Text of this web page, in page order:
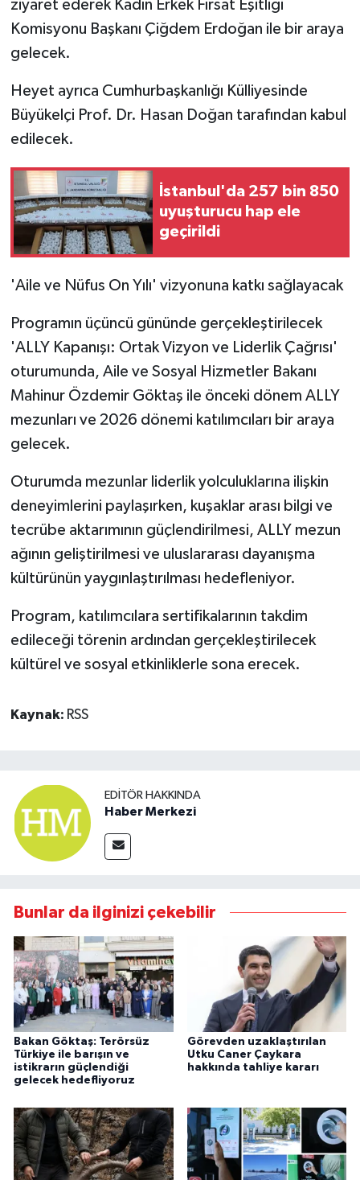
ziyaret ederek Kadın Erkek Fırsat Eşitliği
Komisyonu Başkanı Çiğdem Erdoğan ile bir araya
gelecek.
Heyet ayrıca Cumhurbaşkanlığı Külliyesinde
Büyükelçi Prof. Dr. Hasan Doğan tarafından kabul
edilecek.
İstanbul'da 257 bin 850
uyuşturucu hap ele
geçirildi
'Aile ve Nüfus On Yılı' vizyonuna katkı sağlayacak
Programın üçüncü gününde gerçekleştirilecek
'ALLY Kapanışı: Ortak Vizyon ve Liderlik Çağrısı'
oturumunda, Aile ve Sosyal Hizmetler Bakanı
Mahinur Özdemir Göktaş ile önceki dönem ALLY
mezunları ve 2026 dönemi katılımcıları bir araya
gelecek.
Oturumda mezunlar liderlik yolculuklarına ilişkin
deneyimlerini paylaşırken, kuşaklar arası bilgi ve
tecrübe aktarımının güçlendirilmesi, ALLY mezun
ağının geliştirilmesi ve uluslararası dayanışma
kültürünün yaygınlaştırılması hedefleniyor.
Program, katılımcılara sertifikalarının takdim
edileceği törenin ardından gerçekleştirilecek
kültürel ve sosyal etkinliklerle sona erecek.
Kaynak: RSS
EDITÖR HAKKINDA
Haber Merkezi
Bunlar da ilginizi çekebilir
Bakan Göktaş: Terörsüz
Türkiye ile barışın ve
istikrarın güçlendiği
gelecek hedefliyoruz
Görevden uzaklaştırılan
Utku Caner Çaykara
hakkında tahliye kararı